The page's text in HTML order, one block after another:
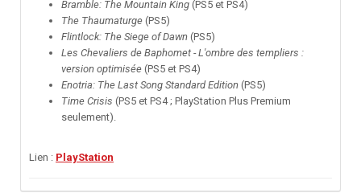
Bramble: The Mountain King (PS5 et PS4)
The Thaumaturge (PS5)
Flintlock: The Siege of Dawn (PS5)
Les Chevaliers de Baphomet - L'ombre des templiers :
version optimisée (PS5 et PS4)
Enotria: The Last Song Standard Edition (PS5)
Time Crisis (PS5 et PS4 ; PlayStation Plus Premium
seulement).
Lien : PlayStation